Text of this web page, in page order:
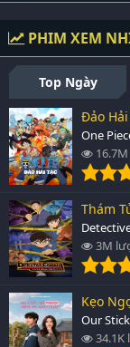
PHIM XEM
Top Ngày
Đảo Hải
One
Thám
3M
Kẹo
Our